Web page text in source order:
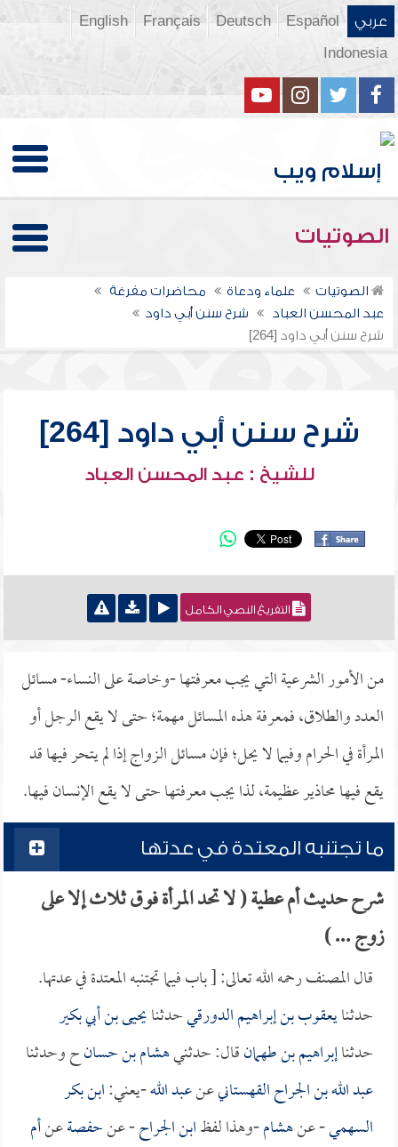
عربي Español
Deutsch
Français
English
Indonesia
الصوتيات
الصوتيات علماء ودعاة
محاضرات مفرغة
عبد المحسن العباد
شرح سنن أبي داود
شرح سنن أبي داود [264]
شرح سنن أبي داود [264]
للشيخ : عبد المحسن العباد
التفريغ النصي الكامل
من الأمور الشرعية التي يجب معرفتها -وخاصة على النساء- مسائل
العدد والطلاق، فمعرفة هذه المسائل مهمة؛ حتى لا يقع الرجل أو
المرأة في الحرام وفيما لا يحل؛ فإن مسائل الزواج إذا لم يتحر فيها قد
يقع فيها محاذير عظيمة، لذا يجب معرفتها حتى لا يقع الإنسان فيها.
ما تجتنبه المعتدة في عدتها
شرح حديث أم عطية ( لا تحد المرأة فوق ثلاث إلا على
زوج ... )
قال المصنف رحمه الله تعالى: [ باب فيما تجتنبه المعتدة في عدتها.
حدثنايعقوب بن إبراهيم الدورقيحدثنايحيى بن أبي بكير
حدثناإبراهيم بن طهمانقال: حدثنيهشام بن حسانح وحدثنا
عبد الله بن الجراح القهستانيعنعبد الله-يعني:ابن بكر
السهمي- عنهشام-وهذا لفظابن الجراح- عنحفصةعنأم